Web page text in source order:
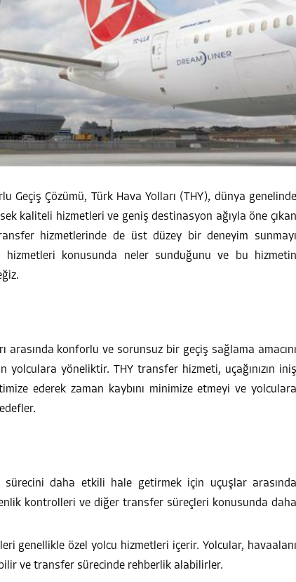
Geçiş Çözümü, Türk Hava Yolları (THY), dünya genelinde
kaliteli hizmetleri ve geniş destinasyon ağıyla öne çıkan
hizmetlerinde de üst düzey bir deneyim sunmayı
hizmetleri konusunda neler sunduğunu ve bu hizmetin
arasında konforlu ve sorunsuz bir geçiş sağlama amacını
yolculara yöneliktir. THY transfer hizmeti, uçağınızın iniş
ederek zaman kaybını minimize etmeyi ve yolculara
sürecini daha etkili hale getirmek için uçuşlar arasında
kontrolleri ve diğer transfer süreçleri konusunda daha
genellikle özel yolcu hizmetleri içerir. Yolcular, havaalanı
ve transfer sürecinde rehberlik alabilirler.